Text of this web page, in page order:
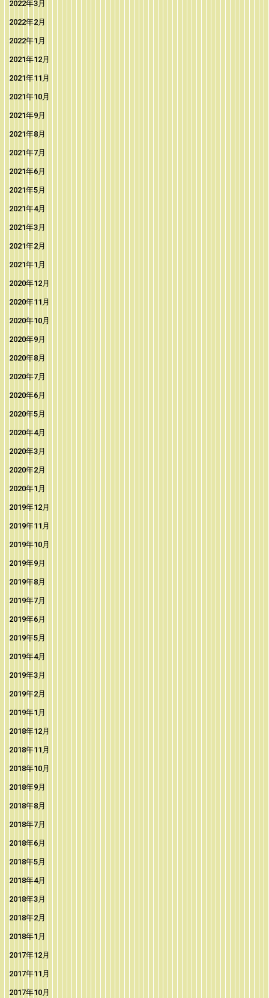
2022年3月
2022年2月
2022年1月
2021年12月
2021年11月
2021年10月
2021年9月
2021年8月
2021年7月
2021年6月
2021年5月
2021年4月
2021年3月
2021年2月
2021年1月
2020年12月
2020年11月
2020年10月
2020年9月
2020年8月
2020年7月
2020年6月
2020年5月
2020年4月
2020年3月
2020年2月
2020年1月
2019年12月
2019年11月
2019年10月
2019年9月
2019年8月
2019年7月
2019年6月
2019年5月
2019年4月
2019年3月
2019年2月
2019年1月
2018年12月
2018年11月
2018年10月
2018年9月
2018年8月
2018年7月
2018年6月
2018年5月
2018年4月
2018年3月
2018年2月
2018年1月
2017年12月
2017年11月
2017年10月